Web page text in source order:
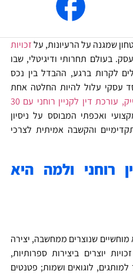
על הרעיונות, עלזכויות
תחרותי ודיגיטלי, שבו
ברגע, ההבדל בין נכס
עלול להיות החלטה אחת
עו"ד אורלי ספיר סחייק, עורכת דין לקניין רוחני עם 30
ואכפתי המבוסס על ניסיון
והקשבה אמיתית לצרכי
ולמה היא
שנוצרים ממחשבה, יצירה
יוצרים ביצירות ספרותיות,
לוגואים ושמות; פטנטים